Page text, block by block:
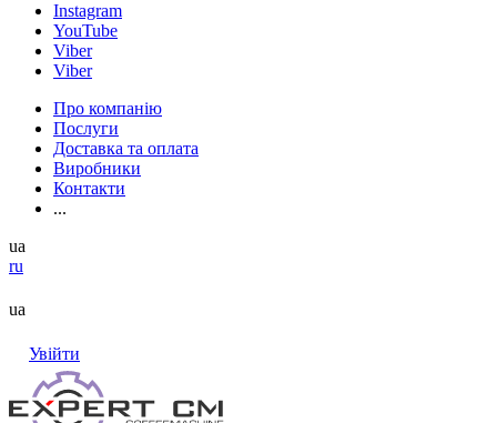
Instagram
YouTube
Viber
Viber
Про компанію
Послуги
Доставка та оплата
Виробники
Контакти
...
ua
ru
ua
Увійти